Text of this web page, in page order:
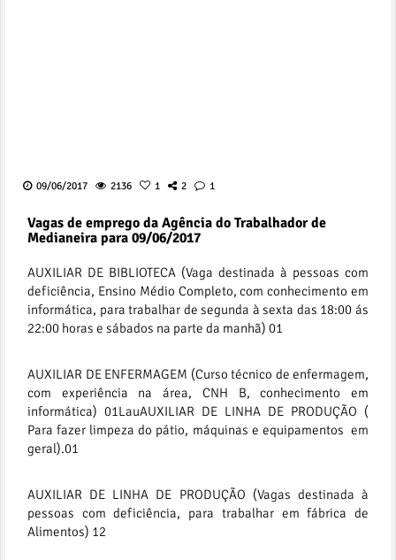
09/06/2017 2136 1 2 1
Vagas de emprego da Agência do Trabalhador de
Medianeira para 09/06/2017
AUXILIAR DE BIBLIOTECA (Vaga destinada à pessoas com
deficiência, Ensino Médio Completo, com conhecimento em
informática, para trabalhar de segunda à sexta das 18:00 ás
22:00 horas e sábados na parte da manhã) 01
AUXILIAR DE ENFERMAGEM (Curso técnico de enfermagem,
com experiência na área, CNH B, conhecimento em
informática) 01LauAUXILIAR DE LINHA DE PRODUÇÃO (
Para fazer limpeza do pátio, máquinas e equipamentos em
geral).01
AUXILIAR DE LINHA DE PRODUÇÃO (Vagas destinada à
pessoas com deficiência, para trabalhar em fábrica de
Alimentos) 12